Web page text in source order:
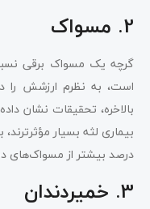
2. مسواک
گرچه یک مسواک برقی
است، به نظرم ارزشش را
بالاخره، تحقیقات نشان
درصد بیشتر از مسواک‌های
3. خمیردندان